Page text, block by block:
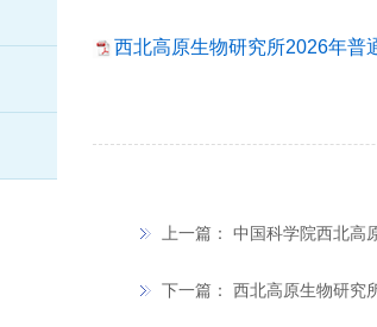
西北高原生物研究所2026年普
上一篇： 中国科学院西北高
下一篇： 西北高原生物研究